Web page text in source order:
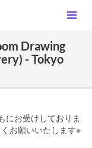
Drawing
- Tokyo
にお受けしておりま
お願いいたします※